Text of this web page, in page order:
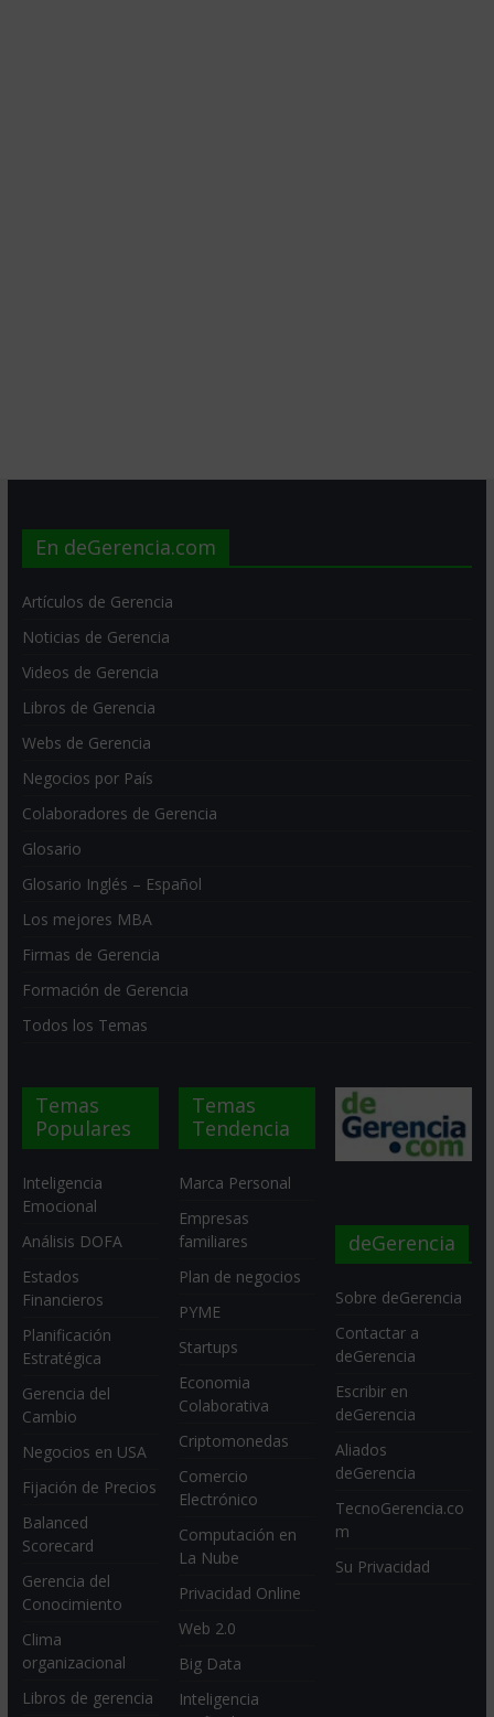
En deGerencia.com
Artículos de Gerencia
Noticias de Gerencia
Videos de Gerencia
Libros de Gerencia
Webs de Gerencia
Negocios por País
Colaboradores de Gerencia
Glosario
Glosario Inglés – Español
Los mejores MBA
Firmas de Gerencia
Formación de Gerencia
Todos los Temas
Temas
Populares
Inteligencia
Emocional
Análisis DOFA
Estados
Financieros
Planificación
Estratégica
Gerencia del
Cambio
Negocios en USA
Fijación de Precios
Balanced
Scorecard
Gerencia del
Conocimiento
Clima
organizacional
Libros de gerencia
Temas
Tendencia
Marca Personal
Empresas
familiares
Plan de negocios
PYME
Startups
Economia
Colaborativa
Criptomonedas
Comercio
Electrónico
Computación en
La Nube
Privacidad Online
Web 2.0
Big Data
Inteligencia
deGerencia
Sobre deGerencia
Contactar a
deGerencia
Escribir en
deGerencia
Aliados
deGerencia
TecnoGerencia.co
m
Su Privacidad